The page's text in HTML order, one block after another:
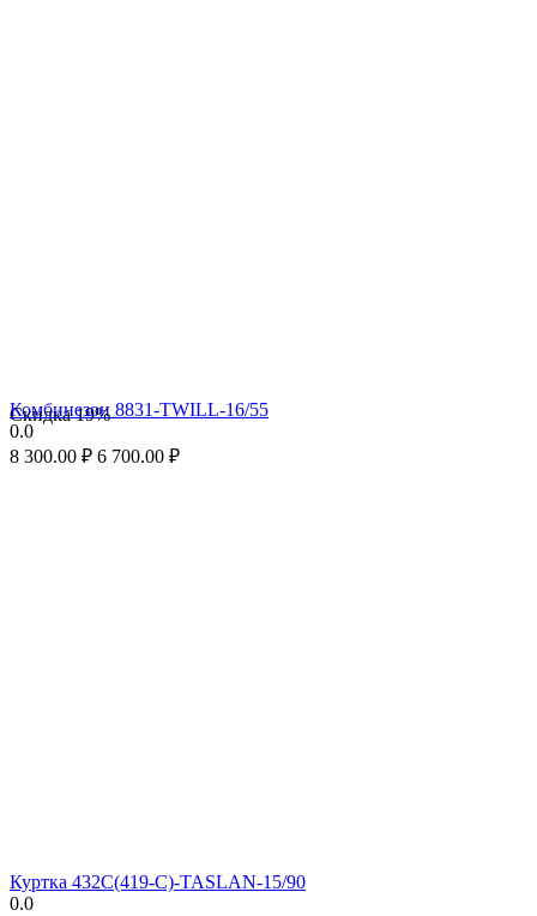
Скидка19%
Комбинезон 8831-TWILL-16/55
0.0
8 300.00 ₽ 6 700.00 ₽
Куртка 432С(419-С)-TASLAN-15/90
0.0